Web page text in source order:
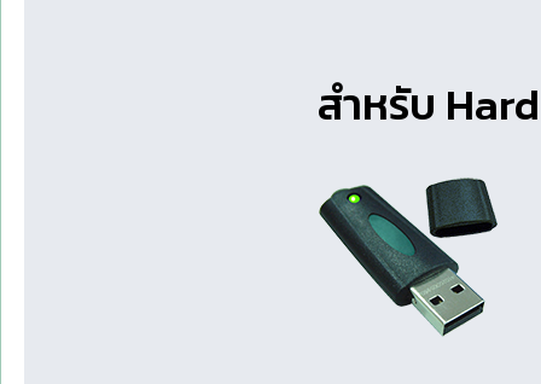
สำหรับ